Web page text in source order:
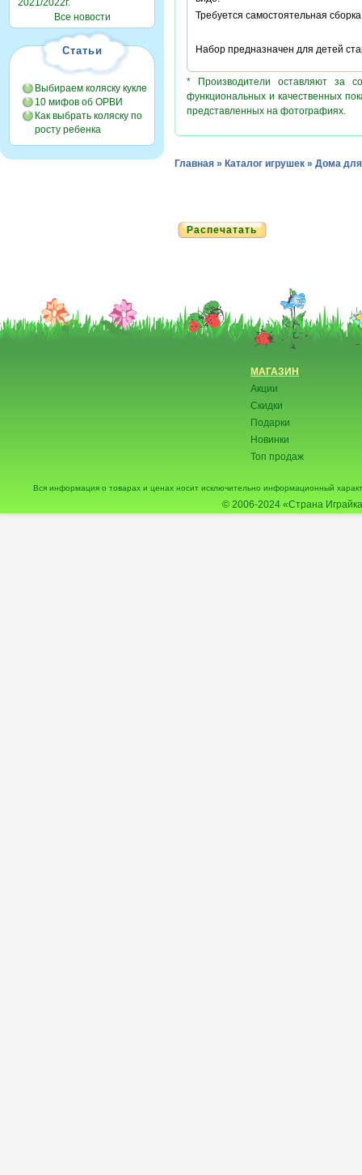
2021/2022г.
Все новости
Статьи
Выбираем коляску кукле
10 мифов об ОРВИ
Как выбрать коляску по
росту ребенка
Требуется самостоятельная
Набор предназначен для детей
* Производители оставляют за
функциональных и качественных
представленных на фотографиях.
Главная » Каталог игрушек » Дома для
Распечатать
МАГАЗИН
Акции
Скидки
Подарки
Новинки
Топ продаж
Вся информация о товарах и ценах носит исключительно информационный
© 2006-2024 «Страна